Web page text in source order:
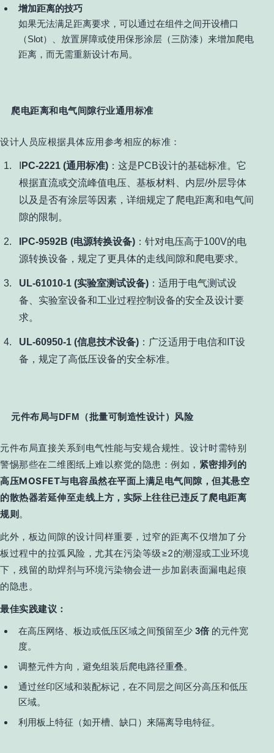
增加距离的技巧
如果无法满足距离要求，可以通过在组件之间开设槽口
（Slot）、放置屏障或使用保形涂层（三防漆）来增加爬电
距离，而无需重新设计布局。
爬电距离和电气间隙行业通用标准
设计人员应根据具体应用参考相应的标准：
PC-2221 (通用标准)：这是PCB设计的基础标准。它
根据直流或交流峰值电压、基板材料、内层/外层导体
以及是否有涂层等因素，详细规定了爬电距离和电气间
隙的限制。
IPC-9592B (电源转换设备)：针对电压高于100V的电
源转换设备，规定了更具体的走线间隙和爬电要求。
UL-61010-1 (实验室测试设备)：适用于电气测试设
备、实验室设备和工业过程控制设备的安全及设计要
求。
UL-60950-1 (信息技术设备)：广泛适用于电信和IT设
备，规定了高低压设备的安全标准。
元件布局与DFM（批量可制造性设计）风险
元件布局直接关系到电气性能与安规合规性。设计时需特别
警惕那些在二维图纸上难以察觉的隐患：例如， 紧密排列的
高压MOSFET与电容虽然在平面上满足电气间隙，但其悬空
的散热器若延伸至走线上方，实际上往往已违反了爬电距离
规则 。
此外，板边间隙的设计同样重要，过窄的距离不仅增加了分
板过程中的拉弧风险，尤其在污染等级≥2的潮湿或工业环境
下，残留的助焊剂与环境污染物会进一步加剧表面漏电起痕
的隐患。
最佳实践建议：
在高压网络、板边或低压区域之间预留至少 3倍 的元件宽
度。
调整元件方向，避免组装后爬电路径重叠。
通过丝印区域和装配标记，在不同层之间区分高压和低压
区域。
利用板上特征（如开槽、缺口）来隔离导电特征。